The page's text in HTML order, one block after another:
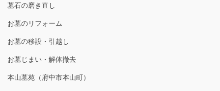
墓石の磨き直し
お墓のリフォーム
お墓の移設・引越し
お墓じまい・解体撤去
本山墓苑（府中市本山町）